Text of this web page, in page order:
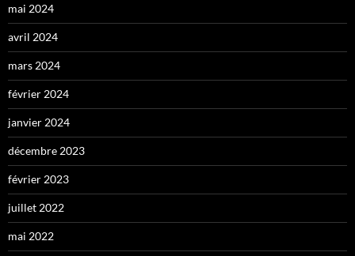
mai 2024
avril 2024
mars 2024
février 2024
janvier 2024
décembre 2023
février 2023
juillet 2022
mai 2022